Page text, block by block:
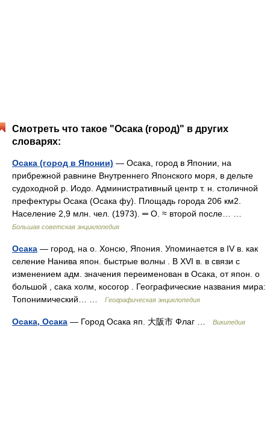
Смотреть что такое "Осака (город)" в других
словарях:
Осака (город в Японии) — Осака, город в Японии, на
прибрежной равнине Внутреннего Японского моря, в дельте
судоходной р. Иодо. Административный центр т. н. столичной
префектуры Осака (Осака фу). Площадь города 206 км2.
Население 2,9 млн. чел. (1973). ═ О. ≈ второй после… …
Большая советская энциклопедия
Осака — город, на о. Хонсю, Япония. Упоминается в IV в. как
селение Нанива япон. быстрые волны . В XVI в. в связи с
изменением адм. значения переименован в Осака, от япон. о
большой , сака холм, косогор . Географические названия мира:
Топонимический… …
Географическая энциклопедия
Осака, Осака — Город Осака яп. 大阪市 Флаг … Википедия